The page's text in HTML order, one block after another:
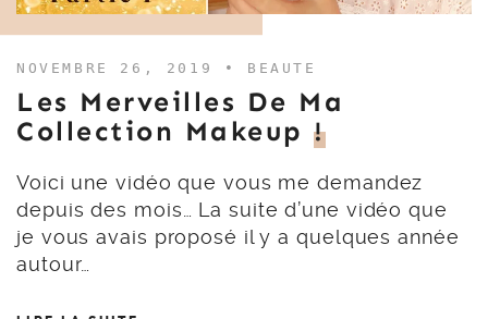
NOVEMBRE 26, 2019 • BEAUTE
Les Merveilles De Ma
Collection Makeup !
Voici une vidéo que vous me demandez
depuis des mois… La suite d’une vidéo que
je vous avais proposé il y a quelques année
autour…